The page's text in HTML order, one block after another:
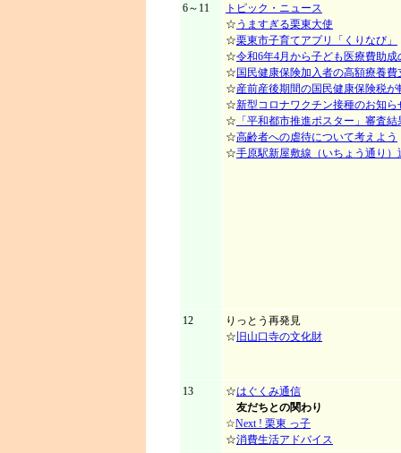
6～11
トピック・ニュース
☆ うますぎる栗東大使
☆栗東市子育てアプリ「くりなび」
☆令和6年4月から子ども医療費助
☆ 国民健康保険加入者の高額療養費
☆産前産後期間の国民健康保険税が
☆新型コロナワクチン接種のお知ら
☆ 「平和都市推進ポスター」審査結
☆高齢者への虐待について考えよう
☆手原駅新屋敷線（いちょう通り）
12
りっとう再発見
☆ 旧山口寺の文化財
13 ☆はぐくみ通信
友だちとの関わり
☆Next ! 栗東 っ子
☆消費生活アドバイス